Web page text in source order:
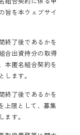
旨を本ウェブサイ
終了後であるかを
合出資持分の取得
本匿名組合契約を
ます。
終了後であるかを
上限として、募集
す。